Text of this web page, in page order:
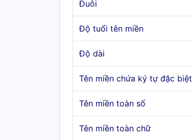
Đuôi
Độ tuổi tên miền
Độ dài
Tên miền chứa ký tự đặc biệt
Tên miền toàn số
Tên miền toàn chữ